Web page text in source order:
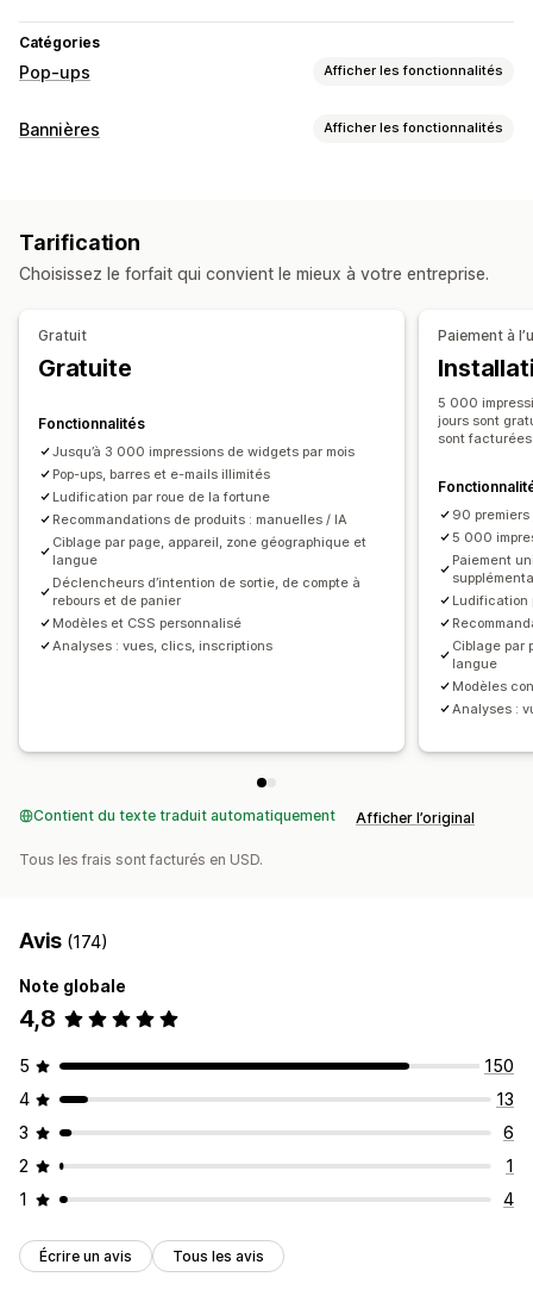
Catégories
Pop-ups Afficher les fonctionnalités
Types de pop-up
Gestion des pop-ups
Liste de collecte d’adresses e-mail
Liste de collecte de SMS
Ciblage
Bannières Afficher les fonctionnalités
Expédition gratuite
Compte à rebours
Liens et boutons
CSS personnalisées
Optimisation pour le format mobile
Planification
Ciblage géographique Ciblage du comportement
Analyses de données et génération de rapports
Suivi des performances
Analyses de données en temps réel
Tarification
Choisissez le forfait qui convient le mieux à votre entreprise.
Gratuit
Gratuite
Fonctionnalités
Jusqu’à 3 000 impressions de widgets par mois
Pop-ups, barres et e-mails illimités
Ludification par roue de la fortune
Recommandations de produits : manuelles / IA
Ciblage par page, appareil, zone géographique et
langue
Déclencheurs d’intention de sortie, de compte à
rebours et de panier
Modèles et CSS personnalisé
Analyses : vues, clics, inscriptions
Paiement à
5 000
jours sont
sont
90
5 000
Paiement
Ludification
Ciblage par
langue
Modèles
Analyses :
Contient du texte traduit automatiquement Afficher l’original
Tous les frais sont facturés en USD.
Avis (174)
Note globale
4,8
5
150
4
13
3
6
2
1
1
4
Écrire un avis Tous les avis